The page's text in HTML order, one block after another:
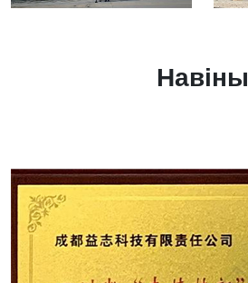
Навіны